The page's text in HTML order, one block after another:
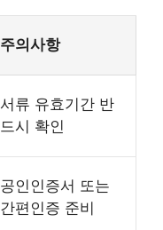
주의사항
서류 유효기간 반
드시 확인
공인인증서 또는
간편인증 준비